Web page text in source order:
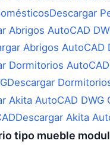
Descargar
Abrigos AutoCAD
Descargar
Descargar Akita
tipo mueble